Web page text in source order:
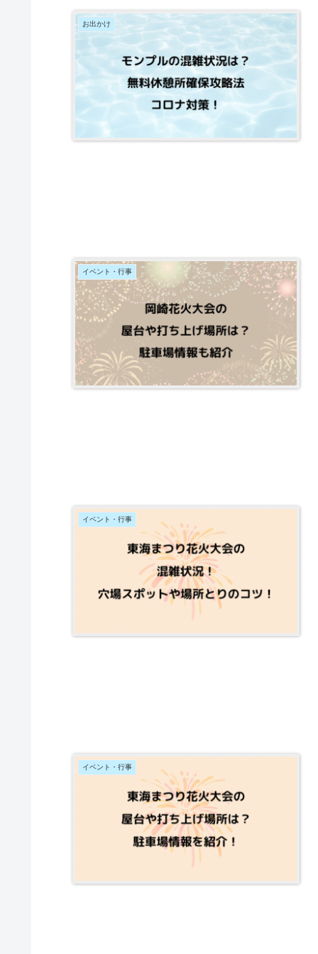
お出かけ
イベント・行事
イベント・行事
イベント・行事